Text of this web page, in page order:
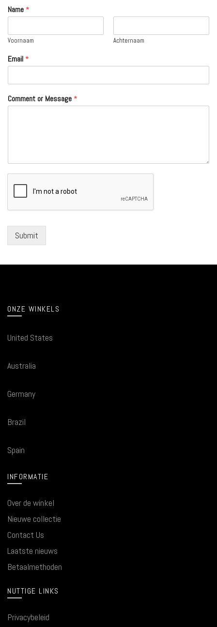
Name *
Voornaam Achternaam
Email *
Comment or Message *
Submit
ONZE WINKELS
United States
Australia
Germany
Brazil
Spain
INFORMATIE
Over de winkel
Nieuwe collectie
Contact Us
Laatste nieuws
Betaalmethoden
NUTTIGE LINKS
Privacybeleid